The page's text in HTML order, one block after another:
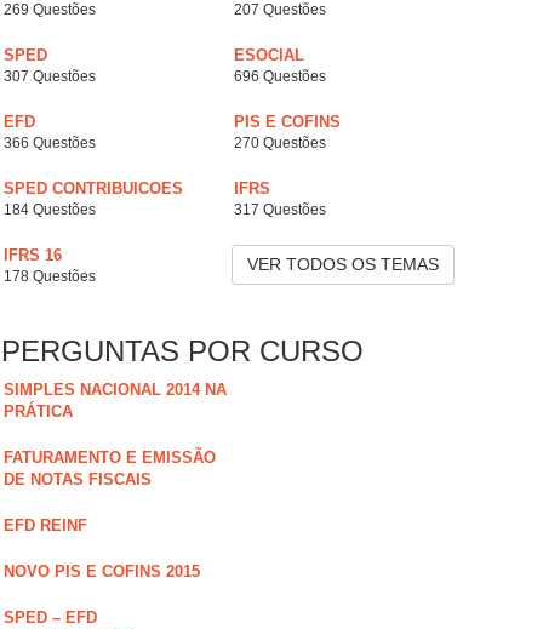
269 Questões 207 Questões
SPED
307 Questões
ESOCIAL
696 Questões
EFD
366 Questões
PIS E COFINS
270 Questões
SPED CONTRIBUICOES
184 Questões
IFRS
317 Questões
IFRS 16
178 Questões
VER TODOS OS TEMAS
PERGUNTAS POR CURSO
SIMPLES NACIONAL 2014 NA
PRÁTICA
FATURAMENTO E EMISSÃO
DE NOTAS FISCAIS
EFD REINF
NOVO PIS E COFINS 2015
SPED – EFD